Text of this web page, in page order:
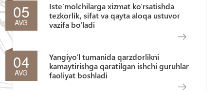
05
AVG
Iste’molchilarga xizmat ko‘rsatishda
tezkorlik, sifat va qayta aloqa ustuvor
vazifa bo‘ladi
04
AVG
Yangiyo‘l tumanida qarzdorlikni
kamaytirishga qaratilgan ishchi guruhlar
faoliyat boshladi